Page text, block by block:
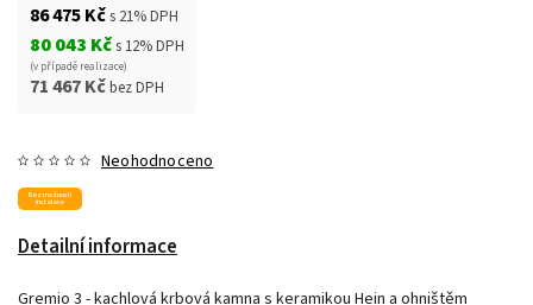
86 475 Kčs 21% DPH
80 043 Kčs 12% DPH
(v případě realizace)
71 467 Kčbez DPH
Bez možnosti
instalace
Neohodnoceno
Detailní informace
Gremio 3 - kachlová krbová kamna s keramikou Hein a ohništěm